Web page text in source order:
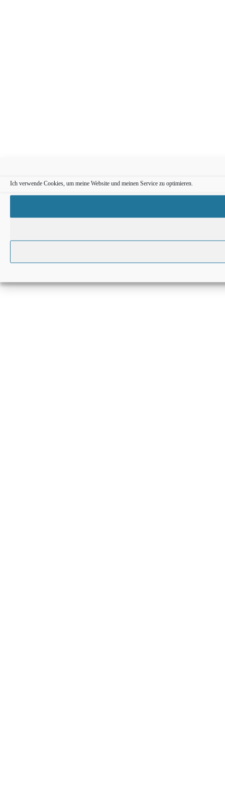
Ich verwende Cookies, um meine Website und meinen Service zu optimieren.